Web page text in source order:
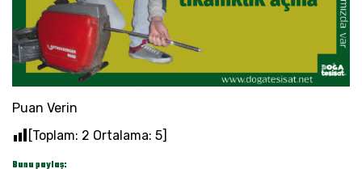
Puan Verin
[Toplam: 2 Ortalama: 5
Bunu paylaş: